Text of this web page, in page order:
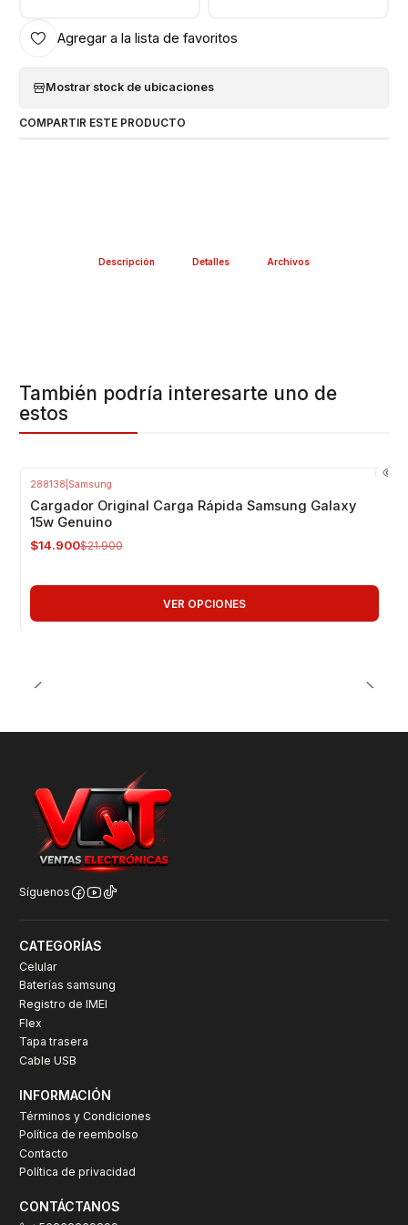
Agregar a la lista de favoritos
Mostrar stock de ubicaciones
COMPARTIR ESTE PRODUCTO
Descripción Detalles Archivos
También podría interesarte uno de
estos
288138 Samsung
Cargador Original Carga Rápida Samsung Galaxy
15w Genuino
$14.900$21.900
VER OPCIONES
Síguenos
CATEGORÍAS
Celular
Baterías samsung
Registro de IMEI
Flex
Tapa trasera
Cable USB
INFORMACIÓN
Términos y Condiciones
Política de reembolso
Contacto
Política de privacidad
CONTÁCTANOS